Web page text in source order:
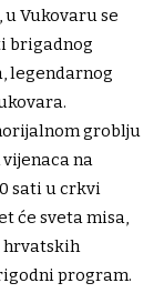
u Vukovaru se
brigadnog
legendarnog
groblju
na
sati u crkvi
će sveta misa,
hrvatskih
program.